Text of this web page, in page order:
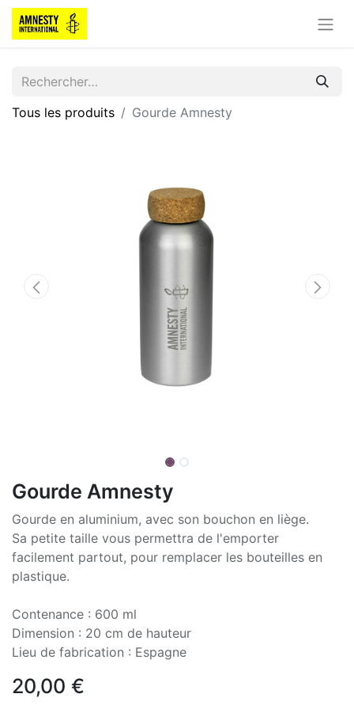
Tous les produits Gourde Amnesty
Gourde Amnesty
Gourde en aluminium, avec son bouchon en liège.
Sa petite taille vous permettra de l'emporter
facilement partout, pour remplacer les bouteilles en
plastique.
Contenance : 600 ml
Dimension : 20 cm de hauteur
Lieu de fabrication : Espagne
20,00 €